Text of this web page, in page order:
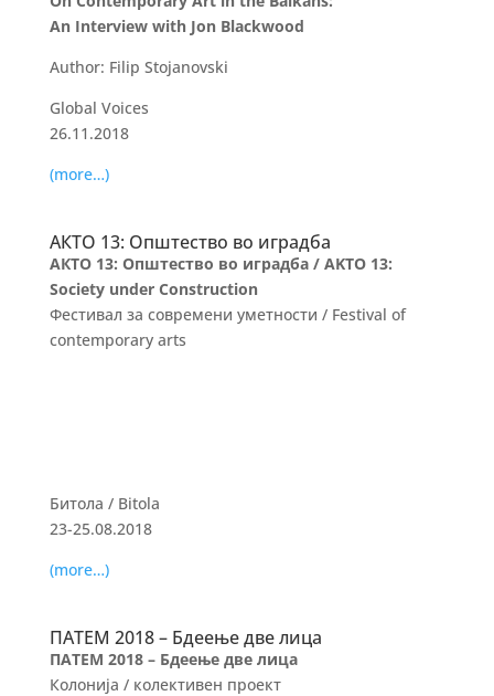
An Interview with Jon Blackwood
Author: Filip Stojanovski
Global Voices
26.11.2018
(more…)
АКТО 13: Општество во иградба
АКТО 13: Општество во иградба / AKTO 13:
Society under Construction
Фестивал за современи уметности / Festival of
contemporary arts
Битола / Bitola
23-25.08.2018
(more…)
ПАТЕМ 2018 – Бдеење две лица
ПАТЕМ 2018 – Бдеење две лица
Колонија / колективен проект